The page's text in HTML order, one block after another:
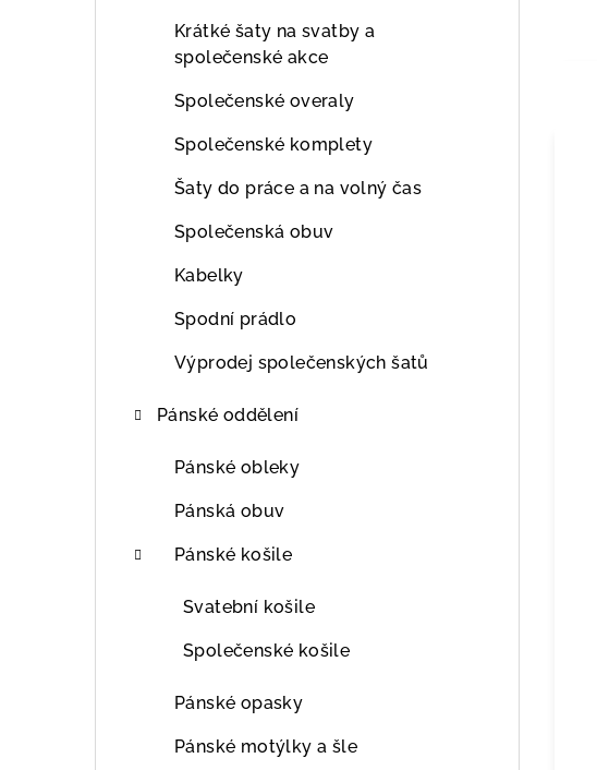
Krátké šaty na svatby a
společenské akce
Společenské overaly
Společenské komplety
Šaty do práce a na volný čas
Společenská obuv
Kabelky
Spodní prádlo
Výprodej společenských šatů
Pánské oddělení
Pánské obleky
Pánská obuv
Pánské košile
Svatební košile
Společenské košile
Pánské opasky
Pánské motýlky a šle